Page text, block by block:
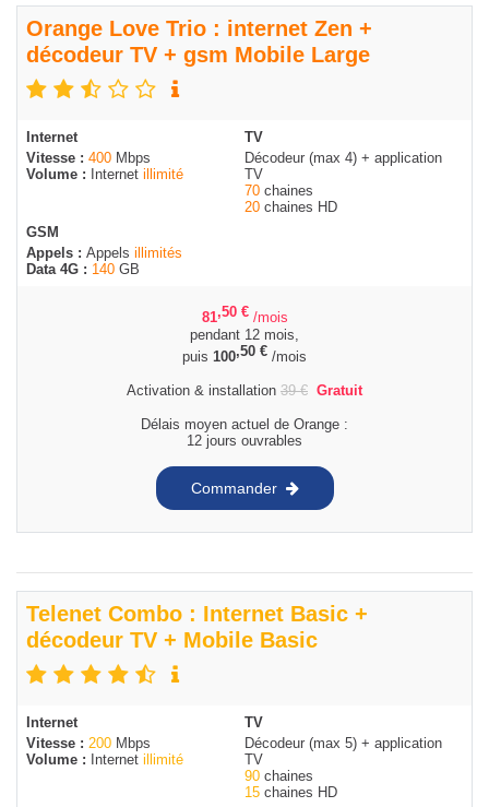
Orange Love Trio : internet Zen +
décodeur TV + gsm Mobile Large
Internet
Vitesse : 400 Mbps
Volume :
Internet illimité
TV
Décodeur (max 4) + application
TV
70 chaines
20 chaines HD
GSM
Appels : Appels illimités
Data 4G : 140 GB
81,50 € /mois
pendant 12 mois,
puis 100,50 € /mois
Activation & installation 39€ Gratuit
Délais moyen actuel de Orange :
12 jours ouvrables
Commander
Telenet Combo : Internet Basic +
décodeur TV + Mobile Basic
Internet
Vitesse : 200 Mbps
Volume :
Internet illimité
TV
Décodeur (max 5) + application
TV
90 chaines
15 chaines HD